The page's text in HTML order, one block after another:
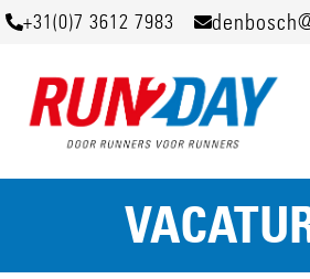
+31(0)7 3612 7983